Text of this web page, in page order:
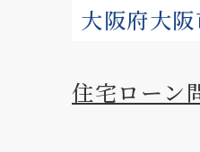
大阪府⼤
住宅ローン